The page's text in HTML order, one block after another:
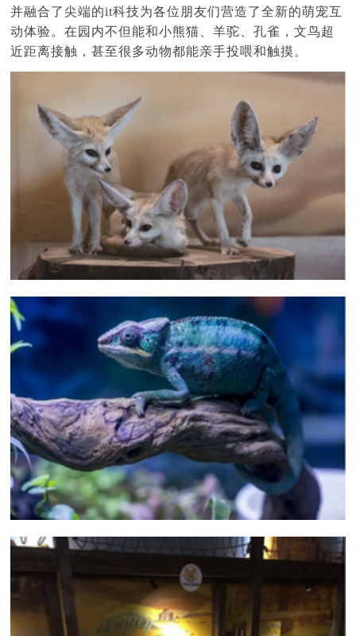
并融合了尖端的it科技为各位朋友们营造了全新的萌宠互
动体验。在园内不但能和小熊猫、羊驼、孔雀，文鸟超
近距离接触，甚至很多动物都能亲手投喂和触摸。